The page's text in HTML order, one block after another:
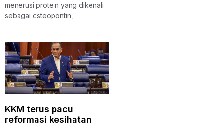
menerusi protein yang dikenali
sebagai osteopontin,
KKM terus pacu
reformasi kesihatan